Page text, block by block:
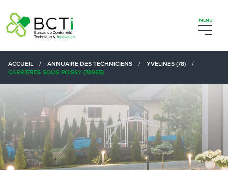
ACCUEIL / ANNUAIRE DES TECHNICIENS / YVELINES (78)
/
CARRIÈRES-SOUS-POISSY (78955)